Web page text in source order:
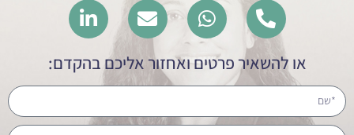
או להשאיר פרטים ואחזור אליכם בהקדם: